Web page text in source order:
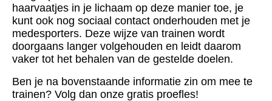
haarvaatjes in je lichaam op deze manier toe, je
kunt ook nog sociaal contact onderhouden met je
medesporters. Deze wijze van trainen wordt
doorgaans langer volgehouden en leidt daarom
vaker tot het behalen van de gestelde doelen.
Ben je na bovenstaande informatie zin om mee te
trainen? Volg dan onze gratis proefles!